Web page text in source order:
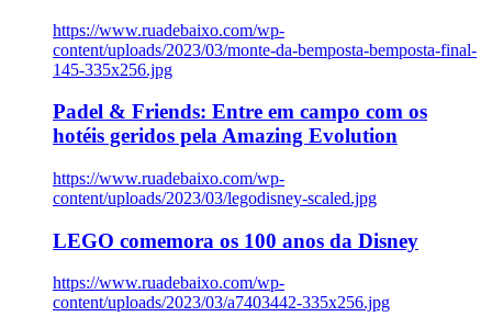
https://www.ruadebaixo.com/wp-
content/uploads/2023/03/monte-da-bemposta-bemposta-final-
145-335x256.jpg
Padel & Friends: Entre em campo com os
hotéis geridos pela Amazing Evolution
https://www.ruadebaixo.com/wp-
content/uploads/2023/03/legodisney-scaled.jpg
LEGO comemora os 100 anos da Disney
https://www.ruadebaixo.com/wp-
content/uploads/2023/03/a7403442-335x256.jpg